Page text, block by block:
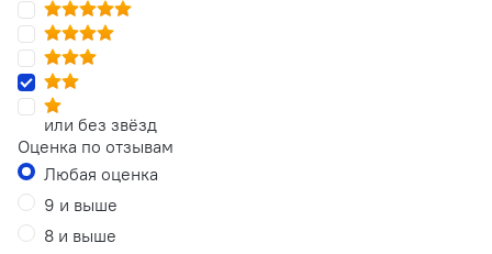
или без звёзд
Оценка по отзывам
Любая оценка
9 и выше
8 и выше